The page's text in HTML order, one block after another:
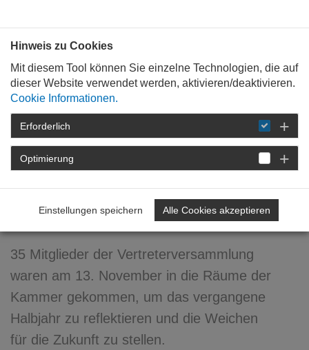
STARTSEITE DETAIL
Reger Austausch: Herbst-
Vertreterversammlung 2009
35 Mitglieder der Vertreterversammlung
waren am 13. November in die Räume der
Kammer gekommen, um das vergangene
Halbjahr zu reflektieren und die Weichen
für die Zukunft zu stellen.
Hinweis zu Cookies
Mit diesem Tool können Sie einzelne Technologien, die auf
dieser Website verwendet werden, aktivieren/deaktivieren.
Cookie Informationen.
Erforderlich
Optimierung
Einstellungen speichern Alle Cookies akzeptieren